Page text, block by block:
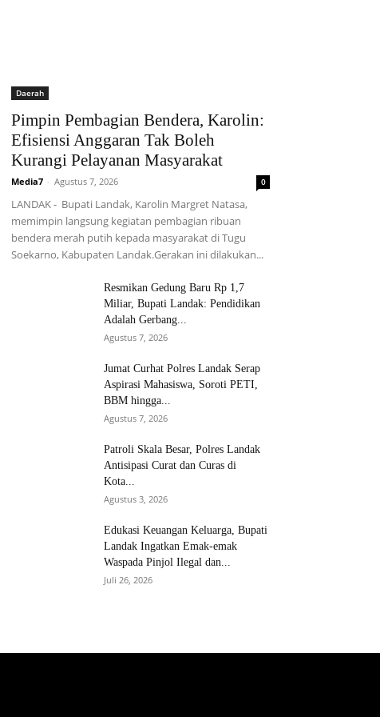
Daerah
Pimpin Pembagian Bendera, Karolin:
Efisiensi Anggaran Tak Boleh
Kurangi Pelayanan Masyarakat
Media7 - Agustus 7, 2026 0
LANDAK - Bupati Landak, Karolin Margret Natasa,
memimpin langsung kegiatan pembagian ribuan
bendera merah putih kepada masyarakat di Tugu
Soekarno, Kabupaten Landak.Gerakan ini dilakukan...
Resmikan Gedung Baru Rp 1,7
Miliar, Bupati Landak: Pendidikan
Adalah Gerbang...
Agustus 7, 2026
Jumat Curhat Polres Landak Serap
Aspirasi Mahasiswa, Soroti PETI,
BBM hingga...
Agustus 7, 2026
Patroli Skala Besar, Polres Landak
Antisipasi Curat dan Curas di
Kota...
Agustus 3, 2026
Edukasi Keuangan Keluarga, Bupati
Landak Ingatkan Emak-emak
Waspada Pinjol Ilegal dan...
Juli 26, 2026